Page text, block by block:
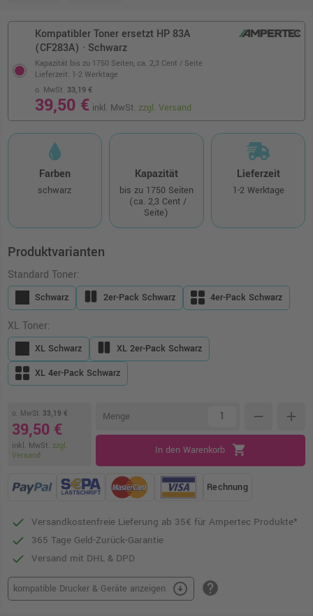
Kompatibler Toner ersetzt HP 83A
(CF283A) · Schwarz
Kapazität bis zu 1750 Seiten, ca. 2,3 Cent / Seite
o. MwSt. 33,19 €
39,50 € inkl. MwSt.zzgl. Versand
Lieferzeit: 1-2 Werktage
Farben
schwarz
Kapazität
bis zu 1750 Seiten
(ca. 2,3 Cent /
Seite)
Lieferzeit
1-2 Werktage
Produktvarianten
Standard Toner:
Schwarz 2er-Pack Schwarz 4er-Pack Schwarz
XL Toner:
XL Schwarz
XL 2er-Pack Schwarz
XL 4er-Pack Schwarz
o. MwSt. 33,19 €
39,50 €
inkl. MwSt. zzgl.
Versand
Menge remove add
In den Warenkorb shopping_cart
Rechnung
Versandkostenfreie Lieferung ab 35€ für Ampertec Produkte*
365 Tage Geld-Zurück-Garantie
Versand mit DHL & DPD
kompatible Drucker & Geräte anzeigen arrow_circle_down help